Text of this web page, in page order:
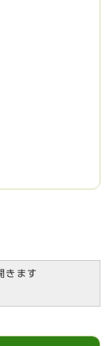
きます